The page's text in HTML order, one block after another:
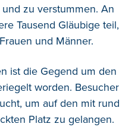
zu verstummen. An
Tausend Gläubige teil,
und Männer.
ist die Gegend um den
worden. Besucher
um auf den mit rund
Platz zu gelangen.